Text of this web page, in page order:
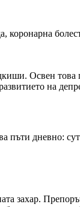
Освен
на
дневно:
захар.